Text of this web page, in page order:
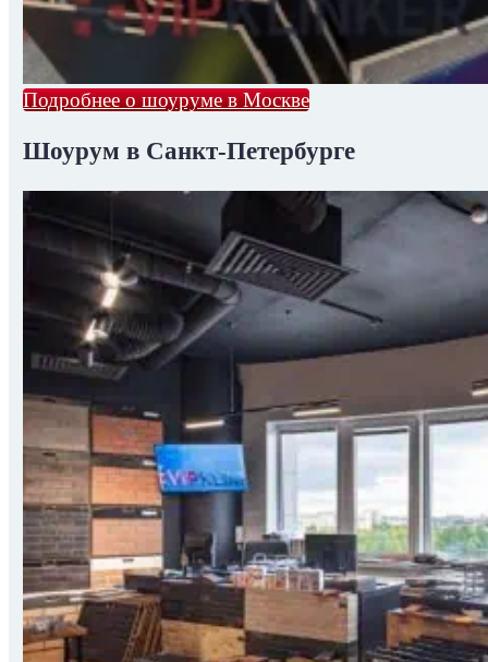
Подробнее о шоуруме в Москве
Шоурум в Санкт-Петербурге